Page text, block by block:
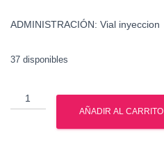
ADMINISTRACIÓN: Vial inyeccion
37 disponibles
Testosterona
Cipionato
AÑADIR AL CARRITO